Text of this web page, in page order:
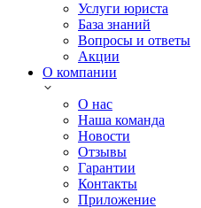
Услуги юриста
База знаний
Вопросы и ответы
Акции
О компании
О нас
Наша команда
Новости
Отзывы
Гарантии
Контакты
Приложение